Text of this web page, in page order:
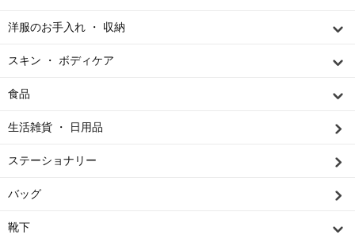
洋服のお手入れ ・ 収納
スキン ・ ボディケア
食品
生活雑貨 ・ 日用品
ステーショナリー
バッグ
靴下